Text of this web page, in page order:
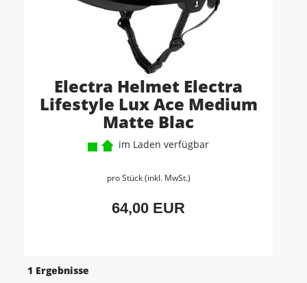
Electra Helmet Electra
Lifestyle Lux Ace Medium
Matte Blac
im Laden verfügbar
pro Stück (inkl. MwSt.)
64,00 EUR
1 Ergebnisse